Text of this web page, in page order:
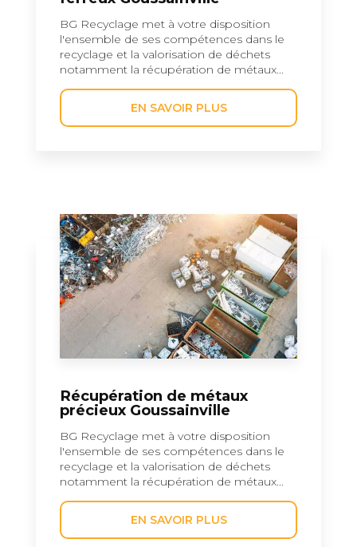
BG Recyclage met à votre disposition
l'ensemble de ses compétences dans le
recyclage et la valorisation de déchets
notamment la récupération de métaux...
EN SAVOIR PLUS
Récupération de métaux
précieux Goussainville
BG Recyclage met à votre disposition
l'ensemble de ses compétences dans le
recyclage et la valorisation de déchets
notamment la récupération de métaux...
EN SAVOIR PLUS